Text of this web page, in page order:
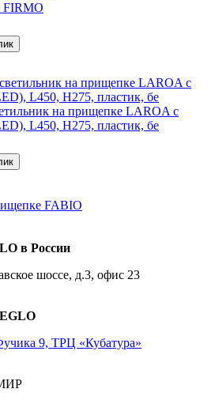
FIRMO
на прищепке LAROA с
L450, H275, пластик, бе
FABIO
в России
шоссе, д.3, офис 23
9, ТРЦ «Кубатура»